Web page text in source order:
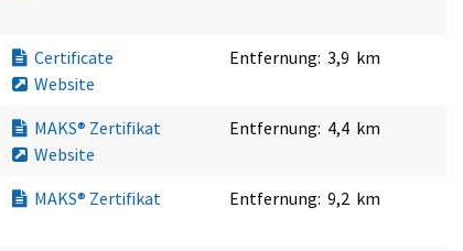
Certificate
Website
Entfernung: 3,9 km
MAKS® Zertifikat
Website
Entfernung: 4,4 km
MAKS® Zertifikat Entfernung: 9,2 km